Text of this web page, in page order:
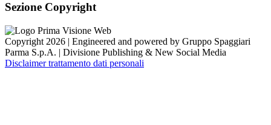
Sezione Copyright
Copyright 2026 | Engineered and powered by Gruppo Spaggiari
Parma S.p.A. | Divisione Publishing & New Social Media
Disclaimer trattamento dati personali